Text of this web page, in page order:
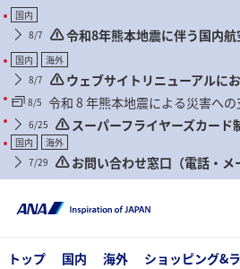
国内
8/7
令和8年熊本地震に伴う国内
について
国内
海外
8/7
ウェブサイトリニューアルに
ついて
8/5 令和 8 年熊本地震による災害へ
て 6/25
スーパーフライヤーズカード
直しに関するご案内
国内
海外
7/29
お問い合わせ窓口（電話・メ
くあるお問い合わせについて
トップ 国内 海外 ショッピング&